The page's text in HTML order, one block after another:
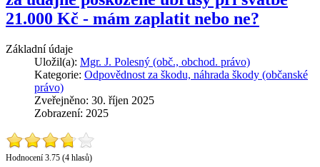
21.000 Kč - mám zaplatit nebo ne?
Základní údaje
Uložil(a): Mgr. J. Polesný (obč., obchod. právo)
Kategorie: Odpovědnost za škodu, náhrada škody (občanské
právo)
Zveřejněno: 30. říjen 2025
Zobrazení: 2025
Hodnocení 3.75 (4 hlasů)